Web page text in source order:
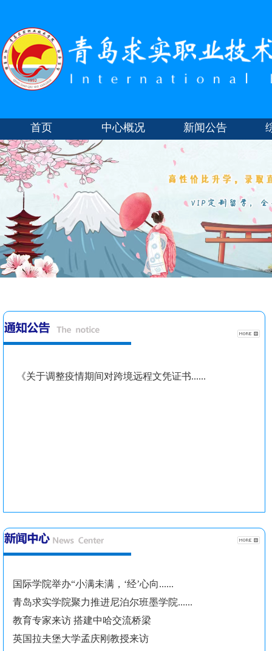
首页 中心概况 新闻公告
《关于调整疫情期间对跨境远程文凭证书......
国际学院举办“小满未满，‘经’心向......
青岛求实学院聚力推进尼泊尔班墨学院......
教育专家来访 搭建中哈交流桥梁
英国拉夫堡大学孟庆刚教授来访